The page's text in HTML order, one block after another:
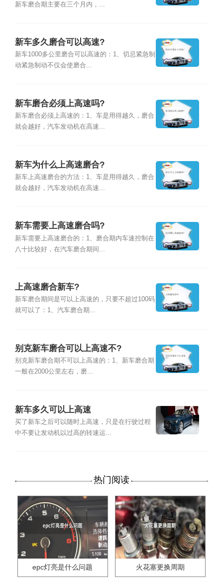
新车磨合期主要在三个月内，...
新车多久磨合可以高速?
新车1000多公里磨合可以高速的：1、切忌紧急制
动紧急制动不仅会使磨合...
新车磨合必须上高速吗?
新车磨合必须上高速的：1、车是用得越久，磨合
就会越好，汽车发动机在高速...
新车为什么上高速磨合?
新车上高速磨合的方法：1、车是用得越久，磨合
就会越好，汽车发动机在高速...
新车需要上高速磨合吗?
新车需要上高速磨合的：1、磨合期内车速控制在
八十比较好，在汽车磨合期间...
上高速磨合新车?
新车磨合期间是可以上高速的，只要不超过100码
就可以了：1、汽车磨合期...
别克新车磨合可以上高速不?
别克新车磨合期不可以上高速的：1、新车磨合期
一般在2000公里左右，磨...
新车多久可以上高速
买了新车之后可以随时上高速，只是在行驶过程
中不要让发动机以过高的转速运...
热门阅读
epc灯亮是什么问题 火花塞更换周期